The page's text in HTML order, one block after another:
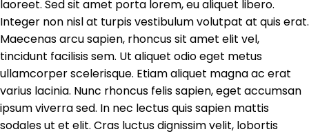
laoreet. Sed sit amet porta lorem, eu aliquet libero.
Integer non nisl at turpis vestibulum volutpat at quis erat.
Maecenas arcu sapien, rhoncus sit amet elit vel,
tincidunt facilisis sem. Ut aliquet odio eget metus
ullamcorper scelerisque. Etiam aliquet magna ac erat
varius lacinia. Nunc rhoncus felis sapien, eget accumsan
ipsum viverra sed. In nec lectus quis sapien mattis
sodales ut et elit. Cras luctus dignissim velit, lobortis